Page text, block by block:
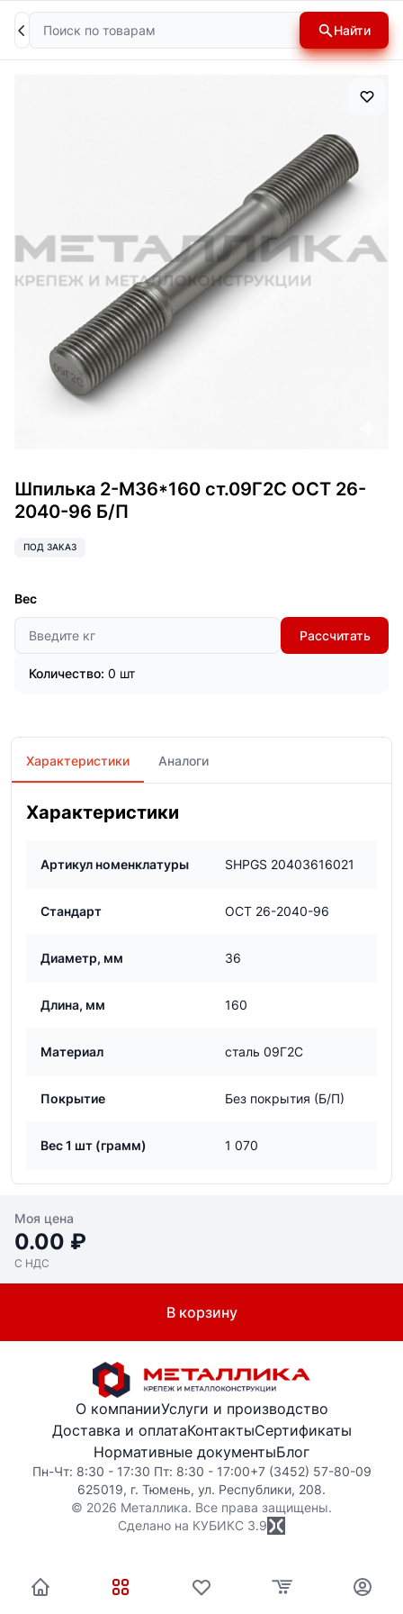
Поиск Найти
Шпилька 2-М36*160 ст.09Г2С ОСТ 26-
2040-96 Б/П
ПОД ЗАКАЗ
Вес
Рассчитать
Количество: 0 шт
Характеристики Аналоги
Характеристики
Артикул номенклатуры SHPGS 20403616021
Стандарт ОСТ 26-2040-96
Диаметр, мм 36
Длина, мм 160
Материал сталь 09Г2С
Покрытие Без покрытия (Б/П)
Вес 1 шт (грамм) 1 070
Моя цена
0.00 ₽
С НДС
В корзину
О компанииУслуги и производство
Доставка и оплатаКонтактыСертификаты
Нормативные документыБлог
Пн-Чт: 8:30 - 17:30 Пт: 8:30 - 17:00+7 (3452) 57-80-09
625019, г. Тюмень, ул. Республики, 208.
© 2026 Металлика. Все права защищены.
Сделано на КУБИКС 3.9